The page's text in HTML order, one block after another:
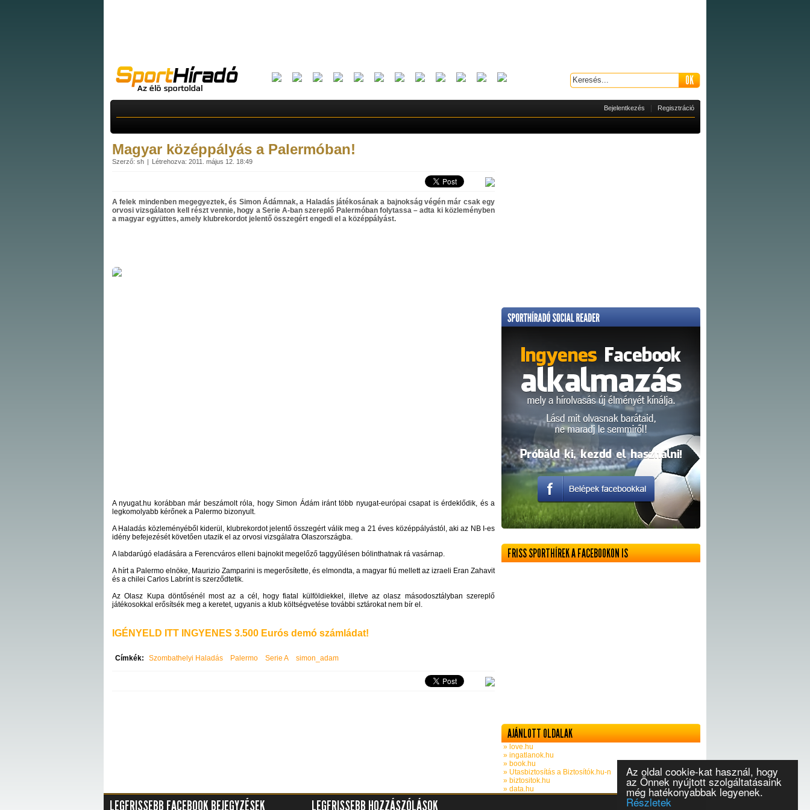
Az oldal cookie-kat használ, hogy
az Önnek nyújtott szolgáltatásaink
még hatékonyabbak legyenek.
Részletek
Bejelentkezés Regisztráció
Magyar középpályás a Palermóban!
Szerző: sh Létrehozva: 2011. május 12. 18:49
A felek mindenben megegyeztek, és Simon Ádámnak, a Haladás játékosának a bajnokság végén már csak egy
orvosi vizsgálaton kell részt vennie, hogy a Serie A-ban szereplő Palermóban folytassa – adta ki közleményben
a magyar együttes, amely klubrekordot jelentő összegért engedi el a középpályást.
A nyugat.hu korábban már beszámolt róla, hogy Simon Ádám iránt több nyugat-európai csapat is érdeklődik, és a
legkomolyabb kérőnek a Palermo bizonyult.
A Haladás közleményéből kiderül, klubrekordot jelentő összegért válik meg a 21 éves középpályástól, aki az NB I-es
idény befejezését követően utazik el az orvosi vizsgálatra Olaszországba.
A labdarúgó eladására a Ferencváros elleni bajnokit megelőző taggyűlésen bólinthatnak rá vasárnap.
A hírt a Palermo elnöke, Maurizio Zamparini is megerősítette, és elmondta, a magyar fiú mellett az izraeli Eran Zahavit
és a chilei Carlos Labrínt is szerződtetik.
Az Olasz Kupa döntősénél most az a cél, hogy fiatal külföldiekkel, illetve az olasz másodosztályban szereplő
játékosokkal erősítsék meg a keretet, ugyanis a klub költségvetése további sztárokat nem bír el.
IGÉNYELD ITT INGYENES 3.500 Eurós demó számládat!
Címkék: Szombathelyi Haladás Palermo Serie A simon_adam
FRISS SPORTHÍREK A FACEBOOKON IS
AJÁNLOTT OLDALAK
» love.hu
» ingatlanok.hu
» book.hu
» Utasbiztosítás a Biztosítók.hu-n
» biztositok.hu
» data.hu
LEGFRISSEBB FACEBOOK BEJEGYZÉSEK LEGFRISSEBB HOZZÁSZÓLÁSOK